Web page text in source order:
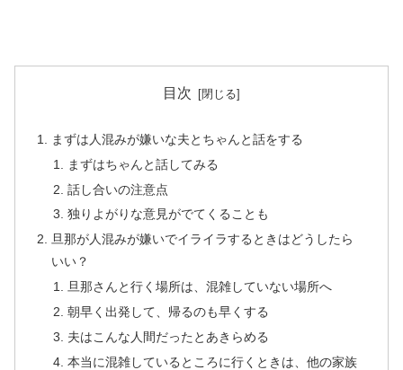
目次
まずは人混みが嫌いな夫とちゃんと話をする
まずはちゃんと話してみる
話し合いの注意点
独りよがりな意見がでてくることも
旦那が人混みが嫌いでイライラするときはどうしたら
いい？
旦那さんと行く場所は、混雑していない場所へ
朝早く出発して、帰るのも早くする
夫はこんな人間だったとあきらめる
本当に混雑しているところに行くときは、他の家族